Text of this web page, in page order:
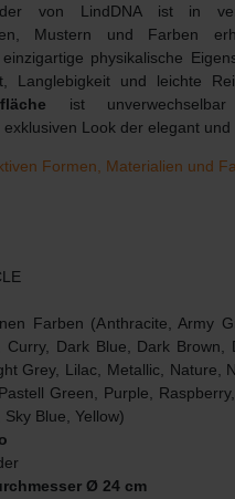
von LindDNA ist in
Mustern und Farben
physikalische
Langlebigkeit und leichte
ist
Look der elegant und
Formen, Materialien und
Farben (Anthracite , Army
Curry, Dark Blue, Dark Brown,
Grey, Lilac, Metallic, Nature,
Green, Purple,
Blue, Yellow)
Ø 24 cm